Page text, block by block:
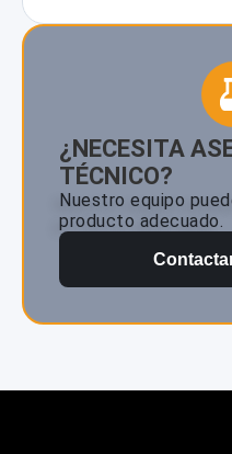
¿NECESITA
TÉCNICO?
Nuestro equipo
producto adecuado.